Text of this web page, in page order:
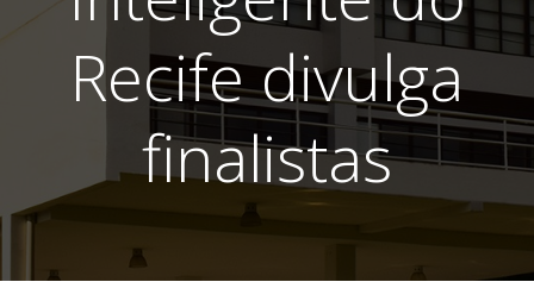
Recife divulga
finalistas